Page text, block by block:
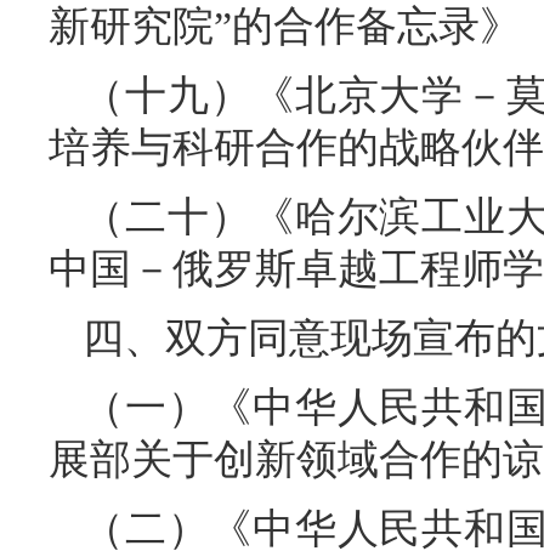
新研究院”的合作备忘录》
（十九）《北京大学－
培养与科研合作的战略伙
（二十）《哈尔滨工业
中国－俄罗斯卓越工程师
四、双方同意现场宣布
（一）《中华人民共和
展部关于创新领域合作的
（二）《中华人民共和